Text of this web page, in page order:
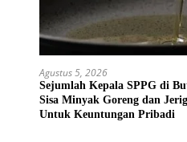
Agustus 5, 2026
Sejumlah Kepala SPPG di
Sisa Minyak Goreng dan
Untuk Keuntungan Pribadi